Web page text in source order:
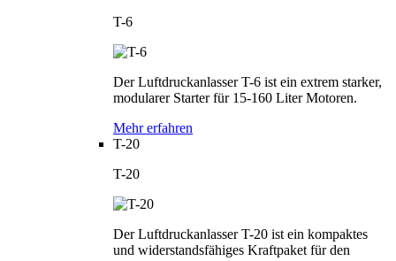
T-6
Der Luftdruckanlasser T-6 ist ein extrem starker,
modularer Starter für 15-160 Liter Motoren.
Mehr erfahren
T-20
T-20
Der Luftdruckanlasser T-20 ist ein kompaktes
und widerstandsfähiges Kraftpaket für den